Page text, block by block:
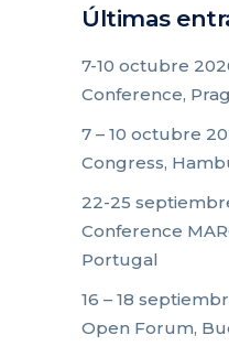
Últimas
7-10 octubre
Conference,
7 – 10 octubre
Congress,
22-25
Conference
Portugal
16 – 18
Open Forum,